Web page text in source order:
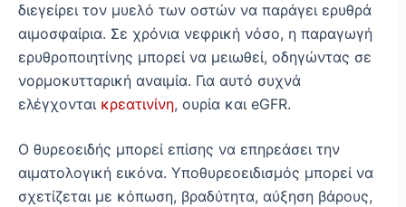
διεγείρει τον μυελό των οστών να παράγει ερυθρά
αιμοσφαίρια. Σε χρόνια νεφρική νόσο, η παραγωγή
ερυθροποιητίνης μπορεί να μειωθεί, οδηγώντας σε
νορμοκυτταρική αναιμία. Για αυτό συχνά
ελέγχονται κρεατινίνη, ουρία και eGFR.
Ο θυρεοειδής μπορεί επίσης να επηρεάσει την
αιματολογική εικόνα. Υποθυρεοειδισμός μπορεί να
σχετίζεται με κόπωση, βραδύτητα, αύξηση βάρους,